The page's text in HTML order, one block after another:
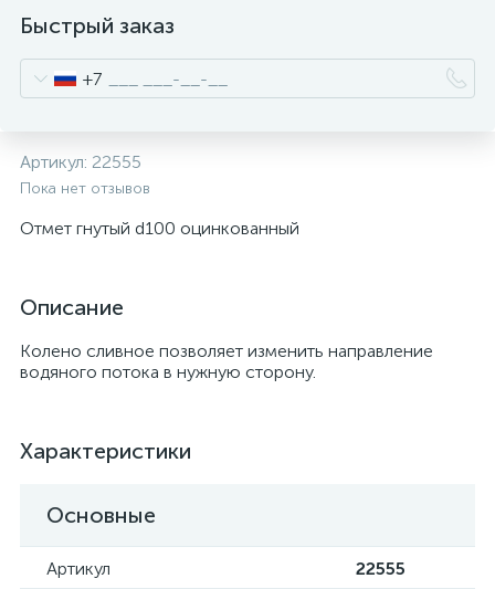
Быстрый заказ
+7
Артикул: 22555
Пока нет отзывов
Отмет гнутый d100 оцинкованный
Описание
Колено сливное позволяет изменить направление
водяного потока в нужную сторону.
Характеристики
Основные
Артикул 22555